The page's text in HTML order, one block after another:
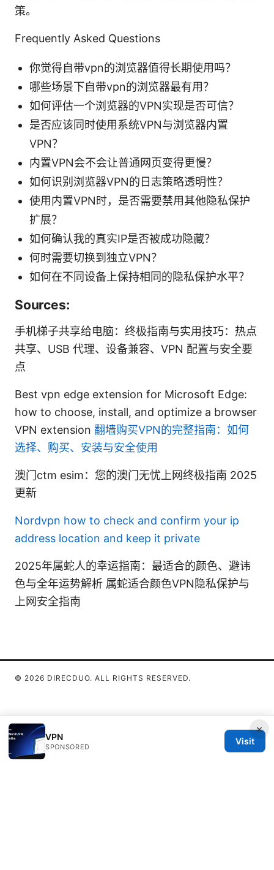
策。
Frequently Asked Questions
你觉得自带vpn的浏览器值得长期使用吗？
哪些场景下自带vpn的浏览器最有用？
如何评估一个浏览器的VPN实现是否可信？
是否应该同时使用系统VPN与浏览器内置
VPN？
内置VPN会不会让普通网页变得更慢？
如何识别浏览器VPN的日志策略透明性？
使用内置VPN时，是否需要禁用其他隐私保护
扩展？
如何确认我的真实IP是否被成功隐藏？
何时需要切换到独立VPN？
如何在不同设备上保持相同的隐私保护水平？
Sources:
手机梯子共享给电脑：终极指南与实用技巧：热点
共享、USB 代理、设备兼容、VPN 配置与安全要
点
Best vpn edge extension for Microsoft Edge:
how to choose, install, and optimize a browser
VPN extension 翻墙购买VPN的完整指南：如何
选择、购买、安装与安全使用
澳门ctm esim：您的澳门无忧上网终极指南 2025
更新
Nordvpn how to check and confirm your ip
address location and keep it private
2025年属蛇人的幸运指南：最适合的颜色、避讳
色与全年运势解析 属蛇适合颜色VPN隐私保护与
上网安全指南
×
VPN
SPONSORED
Visit
© 2026 DIRECDUO. ALL RIGHTS RESERVED.